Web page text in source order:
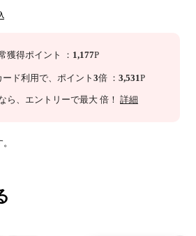
獲得ポイント ： 1,177P
ード利用で、 ポイント 3倍 ： 3,531P
ら 、エントリーで最大 倍！ 詳細